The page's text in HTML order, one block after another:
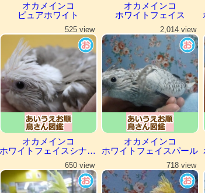
オカメインコ
ピュアホワイト
オカメインコ
ホワイトフェイス
525 view
オカメインコ
ホワイトフェイスシナモンパイド
2,014 view
オカメインコ
ホワイトフェイスパール
650 view 718 view